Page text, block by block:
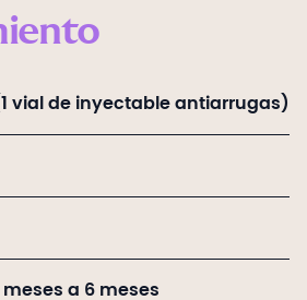
vial de inyectable antiarrugas)
a 6 meses